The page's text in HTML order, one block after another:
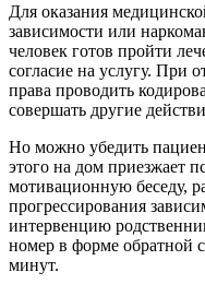
Для оказания
зависимости или
человек готов пройти
согласие на услугу. При
права проводить
совершать другие
Но можно убедить
этого на дом приезжает
мотивационную беседу,
прогрессирования
интервенцию
номер в форме обратной
минут.